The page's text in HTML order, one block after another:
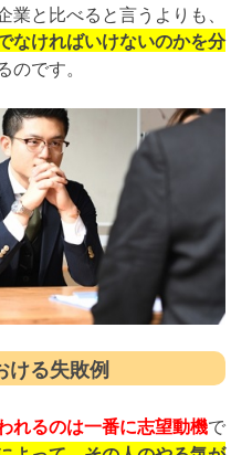
業と比べると言うよりも、
なければいけないのかを分
のです。
ける失敗例
れるのは一番に志望動機で